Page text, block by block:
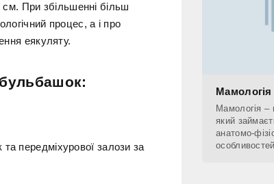
см. При збільшенні більш
процес, а і про
еякуляту.
передміхурової залози за
Мамологія
Мамологія –
який
анатомо-